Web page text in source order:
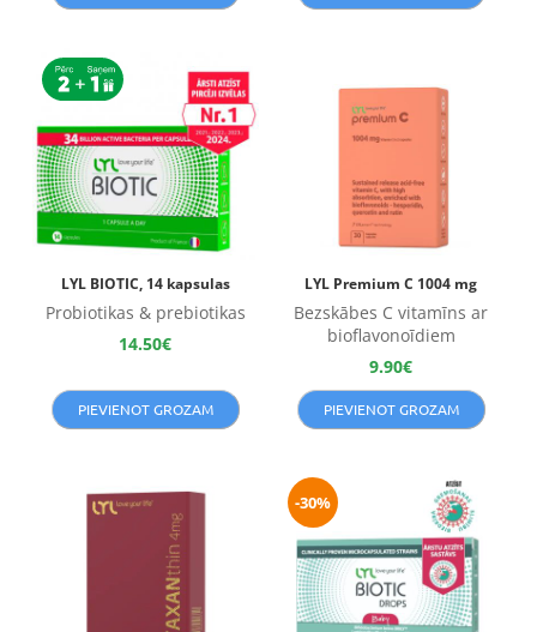
LYL BIOTIC, 14 kapsulas
Probiotikas & prebiotikas
14.50€
PIEVIENOT GROZAM
LYL Premium C 1004 mg
Bezskābes C vitamīns ar
bioflavonoīdiem
9.90€
PIEVIENOT GROZAM
-30%